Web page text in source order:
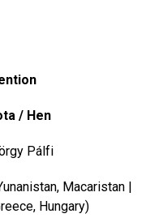
/ Hen
Pálfi
Macaristan |
Hungary)